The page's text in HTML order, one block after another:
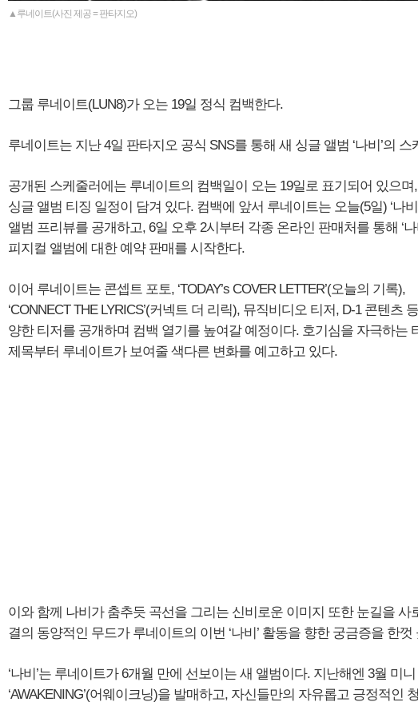
▲루네이트(사진 제공 = 판타지오)
그룹 루네이트(LUN8)가 오는 19일 정식 컴백한다.
루네이트는 지난 4일 판타지오 공식 SNS를 통해 새 싱글 앨범 ‘나비’의
공개된 스케줄러에는 루네이트의 컴백일이 오는 19일로 표기되어 있으며
싱글 앨범 티징 일정이 담겨 있다. 컴백에 앞서 루네이트는 오늘(5일) ‘나비
앨범 프리뷰를 공개하고, 6일 오후 2시부터 각종 온라인 판매처를 통해 ‘나
피지컬 앨범에 대한 예약 판매를 시작한다.
이어 루네이트는 콘셉트 포토, ‘TODAY’s COVER LETTER’(오늘의 기록),
‘CONNECT THE LYRICS’(커넥트 더 리릭), 뮤직비디오 티저, D-1 콘텐츠
양한 티저를 공개하며 컴백 열기를 높여갈 예정이다. 호기심을 자극하는
제목부터 루네이트가 보여줄 색다른 변화를 예고하고 있다.
이와 함께 나비가 춤추듯 곡선을 그리는 신비로운 이미지 또한 눈길을
결의 동양적인 무드가 루네이트의 이번 ‘나비’ 활동을 향한 궁금증을 한껏
‘나비’는 루네이트가 6개월 만에 선보이는 새 앨범이다. 지난해엔 3월 미니
‘AWAKENING’(어웨이크닝)을 발매하고, 자신들만의 자유롭고 긍정적인